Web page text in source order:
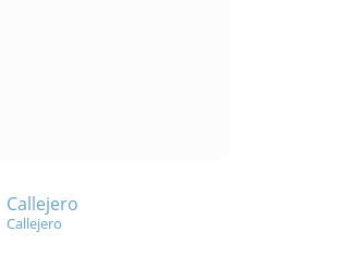
Callejero
Callejero